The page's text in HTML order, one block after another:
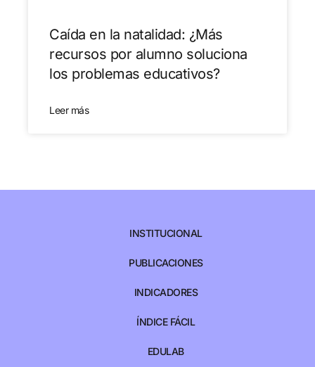
Caída en la natalidad: ¿Más
recursos por alumno soluciona
los problemas educativos?
Leer más
INSTITUCIONAL
PUBLICACIONES
INDICADORES
ÍNDICE FÁCIL
EDULAB